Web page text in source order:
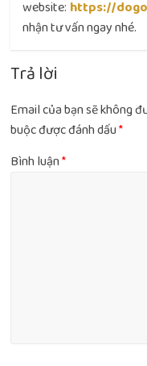
website: https://
nhận tư vấn ngay nhé.
Trả lời
Email của bạn sẽ không
buộc được đánh dấu*
Bình luận*